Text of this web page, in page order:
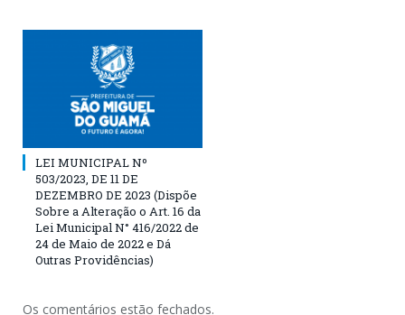
LEI MUNICIPAL Nº
503/2023, DE 11 DE
DEZEMBRO DE 2023 (Dispõe
Sobre a Alteração o Art. 16 da
Lei Municipal N° 416/2022 de
24 de Maio de 2022 e Dá
Outras Providências)
Os comentários estão fechados.